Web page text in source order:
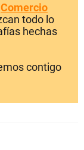
Comercio
todo lo
hechas
contigo